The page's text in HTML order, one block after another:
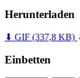
Herunterladen
⬇ GIF (337,8 KB)
Einbetten